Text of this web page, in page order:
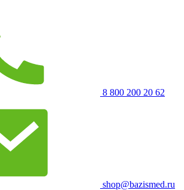
8 800 200 20 62
shop@bazismed.ru